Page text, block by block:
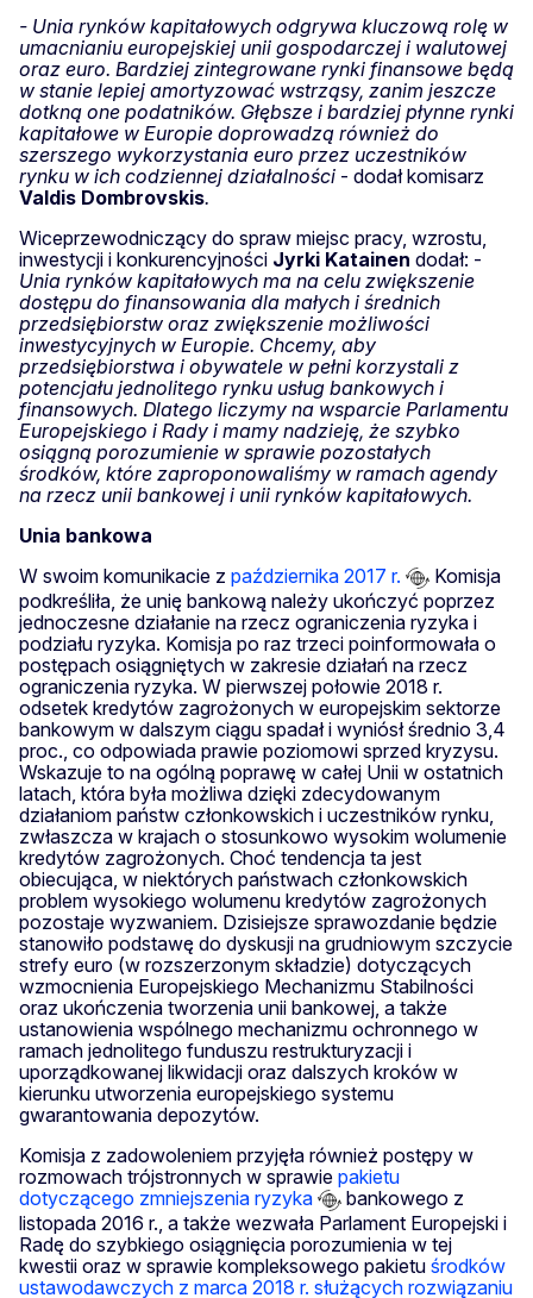
- Unia rynków kapitałowych odgrywa kluczową rolę w
umacnianiu europejskiej unii gospodarczej i walutowej
oraz euro. Bardziej zintegrowane rynki finansowe będą
w stanie lepiej amortyzować wstrząsy, zanim jeszcze
dotkną one podatników. Głębsze i bardziej płynne rynki
kapitałowe w Europie doprowadzą również do
szerszego wykorzystania euro przez uczestników
rynku w ich codziennej działalności - dodał komisarz
Valdis Dombrovskis.
Wiceprzewodniczący do spraw miejsc pracy, wzrostu,
inwestycji i konkurencyjności Jyrki Katainen dodał: -
Unia rynków kapitałowych ma na celu zwiększenie
dostępu do finansowania dla małych i średnich
przedsiębiorstw oraz zwiększenie możliwości
inwestycyjnych w Europie. Chcemy, aby
przedsiębiorstwa i obywatele w pełni korzystali z
potencjału jednolitego rynku usług bankowych i
finansowych. Dlatego liczymy na wsparcie Parlamentu
Europejskiego i Rady i mamy nadzieję, że szybko
osiągną porozumienie w sprawie pozostałych
środków, które zaproponowaliśmy w ramach agendy
na rzecz unii bankowej i unii rynków kapitałowych.
Unia bankowa
W swoim komunikacie z października 2017 r.
Komisja
podkreśliła, że unię bankową należy ukończyć poprzez
jednoczesne działanie na rzecz ograniczenia ryzyka i
podziału ryzyka. Komisja po raz trzeci poinformowała o
postępach osiągniętych w zakresie działań na rzecz
ograniczenia ryzyka. W pierwszej połowie 2018 r.
odsetek kredytów zagrożonych w europejskim sektorze
bankowym w dalszym ciągu spadał i wyniósł średnio 3,4
proc., co odpowiada prawie poziomowi sprzed kryzysu.
Wskazuje to na ogólną poprawę w całej Unii w ostatnich
latach, która była możliwa dzięki zdecydowanym
działaniom państw członkowskich i uczestników rynku,
zwłaszcza w krajach o stosunkowo wysokim wolumenie
kredytów zagrożonych. Choć tendencja ta jest
obiecująca, w niektórych państwach członkowskich
problem wysokiego wolumenu kredytów zagrożonych
pozostaje wyzwaniem. Dzisiejsze sprawozdanie będzie
stanowiło podstawę do dyskusji na grudniowym szczycie
strefy euro (w rozszerzonym składzie) dotyczących
wzmocnienia Europejskiego Mechanizmu Stabilności
oraz ukończenia tworzenia unii bankowej, a także
ustanowienia wspólnego mechanizmu ochronnego w
ramach jednolitego funduszu restrukturyzacji i
uporządkowanej likwidacji oraz dalszych kroków w
kierunku utworzenia europejskiego systemu
gwarantowania depozytów.
Komisja z zadowoleniem przyjęła również postępy w
rozmowach trójstronnych w sprawie pakietu
dotyczącego zmniejszenia ryzyka
bankowego z
listopada 2016 r., a także wezwała Parlament Europejski i
Radę do szybkiego osiągnięcia porozumienia w tej
kwestii oraz w sprawie kompleksowego pakietu środków
ustawodawczych z marca 2018 r. służących rozwiązaniu